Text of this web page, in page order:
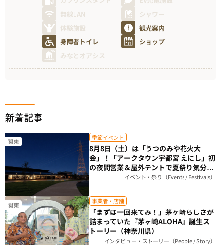
無線LAN
シャワー
体験施設
観光案内
身障者トイレ
ショップ
みなとオアシス
新着記事
関東 季節イベント
8月8日（土）は「うつのみや花火大
会」！「アークタウン宇都宮 えにし」初
の夜間営業＆屋外テントで夏祭り気分を
楽しもう（栃木県）イベント・祭り（Events / Festivals）
関東 事業者・店舗
「まずは一回来てみ！」茅ヶ崎らしさが
詰まっていた『茅ヶ崎ALOHA』誕生ス
トーリー（神奈川県）
インタビュー・ストーリー（People / Story）